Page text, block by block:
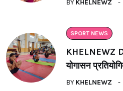
BY KHELNEWZ
SPORT NEWS
KHELNEWZ
योगासन
BY KHELNEWZ